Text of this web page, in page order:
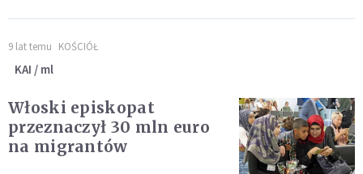
9 lat temu KOŚCIÓŁ
KAI / ml
Włoski episkopat
przeznaczył 30 mln euro
na migrantów